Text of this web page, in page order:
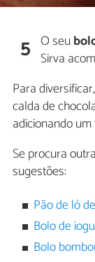
5 O seu
Sirva
Para
calda de
adicionando
Se procura
sugestões:
Pão de ló
Bolo de
Bolo